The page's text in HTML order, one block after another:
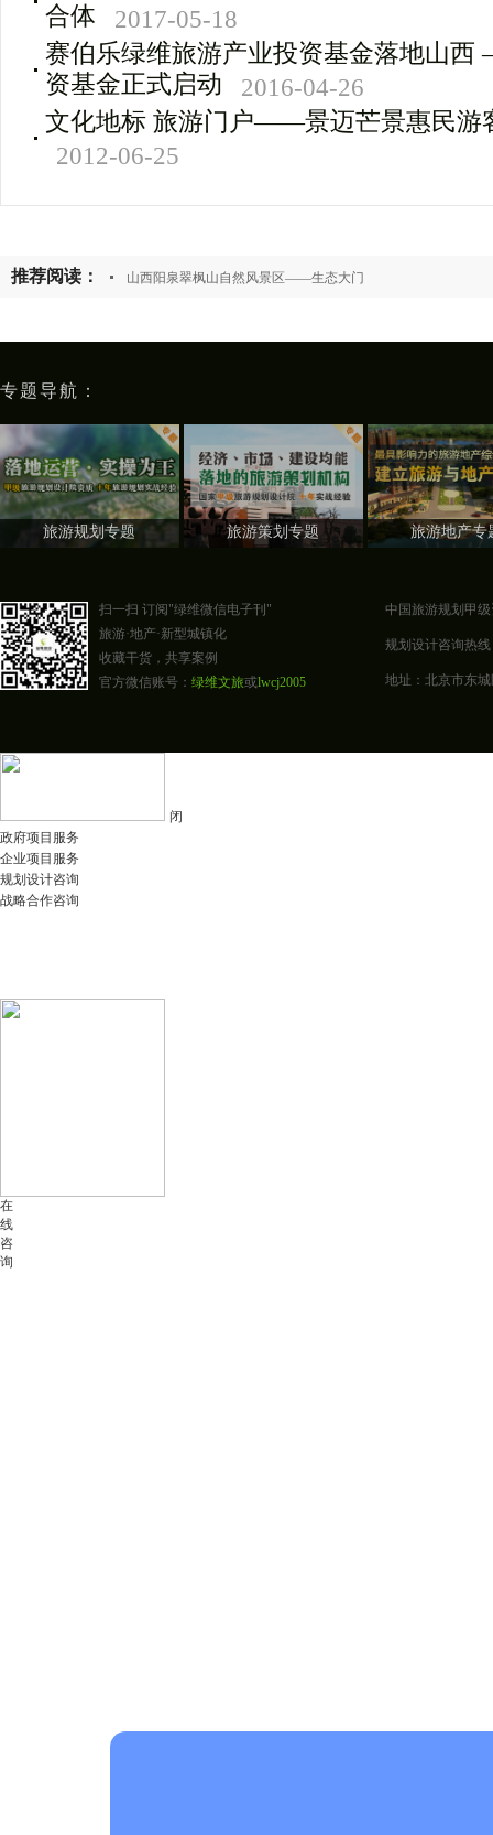
合体
2017-05-18
赛伯乐绿维旅游产业投资基金落地山
资基金正式启动
2016-04-26
文化地标 旅游门户――景迈芒景惠民游
2012-06-25
推荐阅读： 山西阳泉翠枫山自然风景区――生态大门
专题导航：
旅游规划专题 旅游策划专题 旅游地产专
扫一扫 订阅"绿维微信电子刊"
旅游·地产·新型城镇化
收藏干货，共享案例
官方微信账号： 绿维文旅或lwcj2005
中国旅游规划甲
规划设计咨询热线
地址：北京市东城
闭
政府项目服务
企业项目服务
规划设计咨询
战略合作咨询
在
线
咨
询